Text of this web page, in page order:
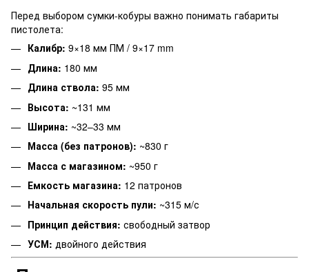
Перед выбором сумки-кобуры важно понимать габариты
пистолета:
Калибр: 9×18 мм ПМ / 9×17 mm
Длина: 180 мм
Длина ствола: 95 мм
Высота: ~131 мм
Ширина: ~32–33 мм
Масса (без патронов): ~830 г
Масса с магазином: ~950 г
Емкость магазина: 12 патронов
Начальная скорость пули: ~315 м/с
Принцип действия: свободный затвор
УСМ: двойного действия